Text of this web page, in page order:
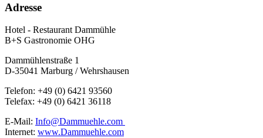
Adresse
Hotel - Restaurant Dammühle
B+S Gastronomie OHG
Dammühlenstraße 1
D-35041 Marburg / Wehrshausen
Telefon: +49 (0) 6421 93560
Telefax: +49 (0) 6421 36118
E-Mail: Info@Dammuehle.com
Internet: www.Dammuehle.com